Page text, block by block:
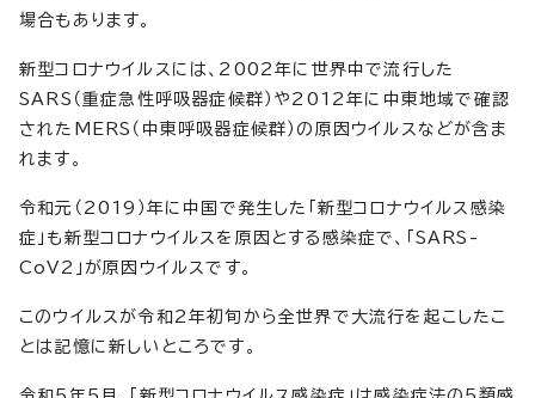
場合もあります。
新型コロナウイルスには、2002年に世界中で流行した
SARS（重症急性呼吸器症候群）や2012年に中東地域で確認
されたMERS（中東呼吸器症候群）の原因ウイルスなどが含ま
れます。
令和元（2019）年に中国で発生した「新型コロナウイルス感染
症」も新型コロナウイルスを原因とする感染症で、「SARS-
CoV2」が原因ウイルスです。
このウイルスが令和2年初旬から全世界で大流行を起こしたこ
とは記憶に新しいところです。